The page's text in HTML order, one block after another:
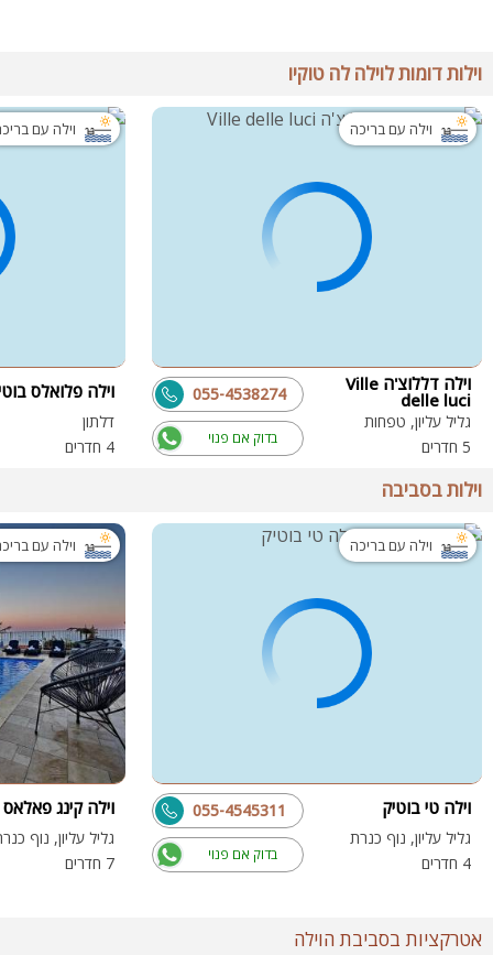
וילות דומות לוילה לה טוקיו
וילה עם בריכה
וילה דללוצ'ה Ville
delle luci
גליל עליון, טפחות
5 חדרים
בדוק אם פנוי
055-4538274
וילה עם
וילה פלואלס
דלתון
4 חדרים
וילות בסביבה
וילה עם בריכה
וילה טי בוטיק
גליל עליון, נוף כנרת
4 חדרים
בדוק אם פנוי
055-4545311
וילה עם
וילה קינג פאלאס
גליל עליון, נוף
7 חדרים
אטרקציות בסביבת הוילה